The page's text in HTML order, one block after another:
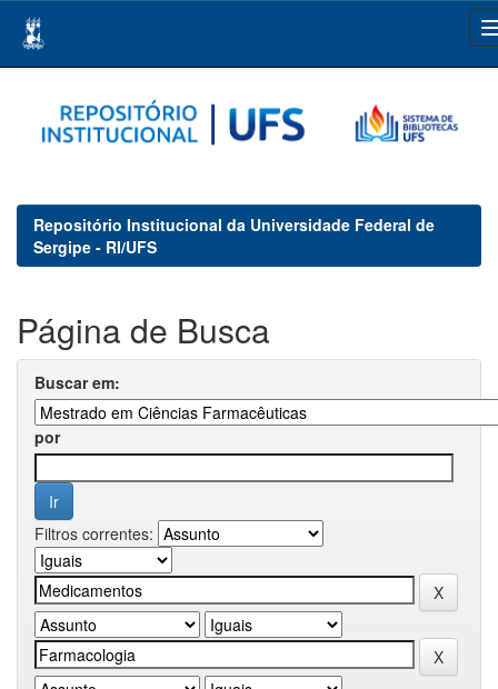
navigation
Repositório Institucional da Universidade Federal de
Sergipe - RI/UFS
Página de Busca
Buscar em:
por
Filtros correntes: